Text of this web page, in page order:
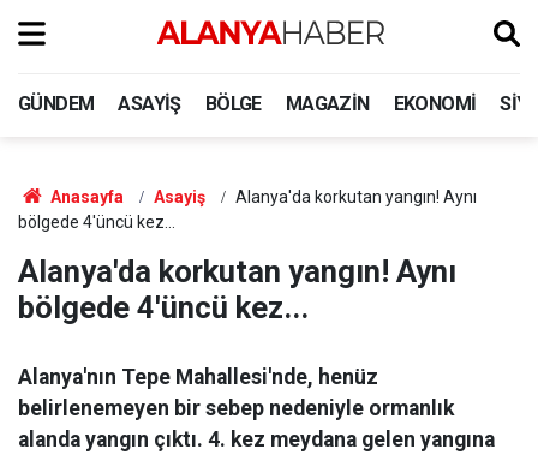
GÜNDEM ASAYIŞ BÖLGE MAGAZIN EKONOMI
Anasayfa Asayiş
Alanya'da korkutan yangın! Aynı
bölgede 4'üncü kez...
Alanya'da korkutan yangın! Aynı
bölgede 4'üncü kez...
Alanya'nın Tepe Mahallesi'nde, henüz
belirlenemeyen bir sebep nedeniyle ormanlık
alanda yangın çıktı. 4. kez meydana gelen yangına